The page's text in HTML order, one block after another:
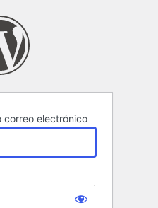
correo electrónico